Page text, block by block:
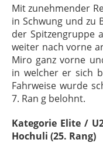
Mit zunehmender
in Schwung und zu
der Spitzengruppe
weiter nach vorne
Miro ganz vorne
in welcher er sich
Fahrweise wurde
7. Ran g belohnt.
Kategorie Elite /
Hochuli (25. Rang)